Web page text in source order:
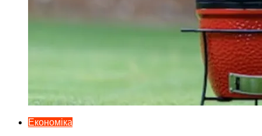
Економіка